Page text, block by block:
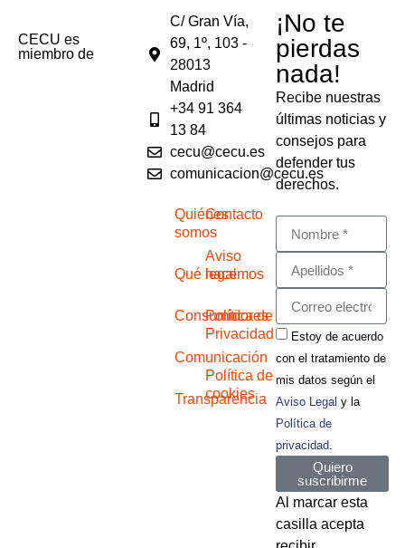
CECU es
miembro de
C/ Gran Vía,
69, 1º, 103 -
28013
Madrid
+34 91 364
13 84
cecu@cecu.es
comunicacion@cecu.es
Quiénes
somos
Qué hacemos
Consumidores
Comunicación
Transparencia
Contacto
Aviso
legal
Política de
Privacidad
Política de
cookies
¡No te
pierdas
nada!
Recibe nuestras
últimas noticias y
consejos para
defender tus
derechos.
Estoy de acuerdo
con el tratamiento de
mis datos según el
Aviso Legal y la
Política de
privacidad
Quiero
suscribirme
Al marcar esta
casilla acepta